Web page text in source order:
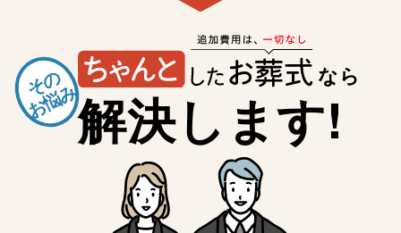
その
お悩み
なら
解決します!